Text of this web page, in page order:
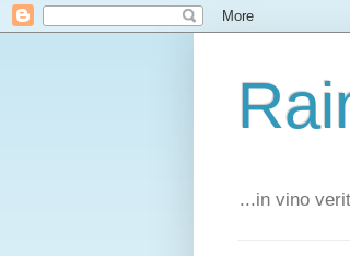
...in vino